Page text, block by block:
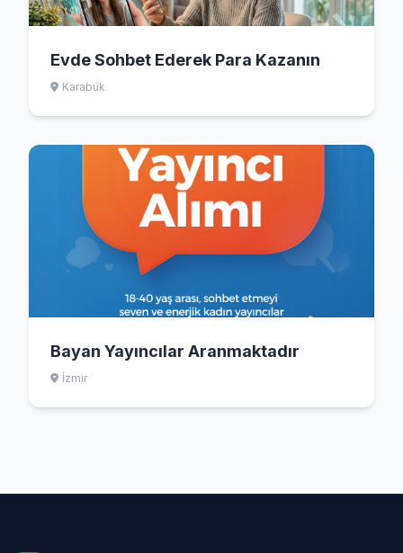
Evde Sohbet Ederek Para Kazanın
Karabük
Bayan Yayıncılar Aranmaktadır
İzmir